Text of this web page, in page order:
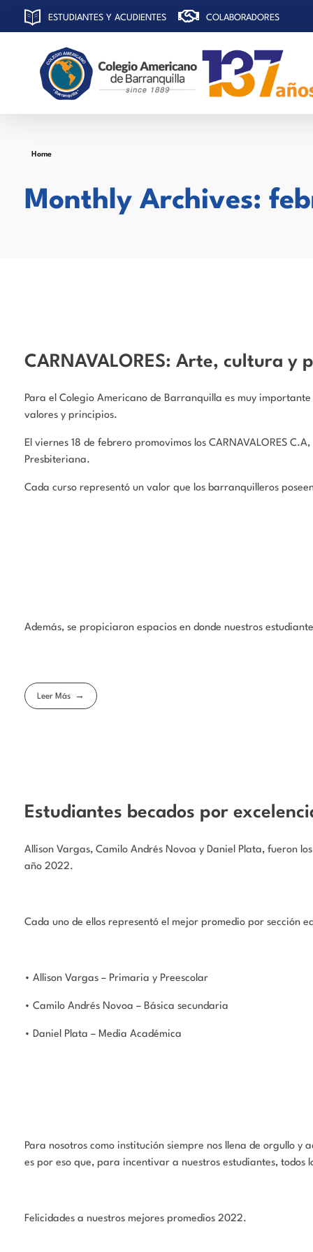
ESTUDIANTES Y ACUDIENTES COLABORADORES
C
olegio Americano de Barranquilla
Home
Monthly Archives:
CARNAVALORES: Arte, cultura y
Para el Colegio Americano de Barranquilla es muy
valores y principios.
El viernes 18 de febrero promovimos los CARNAVALORES
Presbiteriana.
Cada curso representó un valor que los barranquilleros
Además, se propiciaron espacios en donde nuestros
Leer Más
Estudiantes becados por
Allison Vargas, Camilo Andrés Novoa y Daniel Plata, fueron
año 2022.
Cada uno de ellos representó el mejor promedio por sección
• Allison Vargas – Primaria y Preescolar
• Camilo Andrés Novoa – Básica secundaria
• Daniel Plata – Media Académica
Para nosotros como institución siempre nos llena de orgullo
es por eso que, para incentivar a nuestros estudiantes, todos
Felicidades a nuestros mejores promedios 2022.